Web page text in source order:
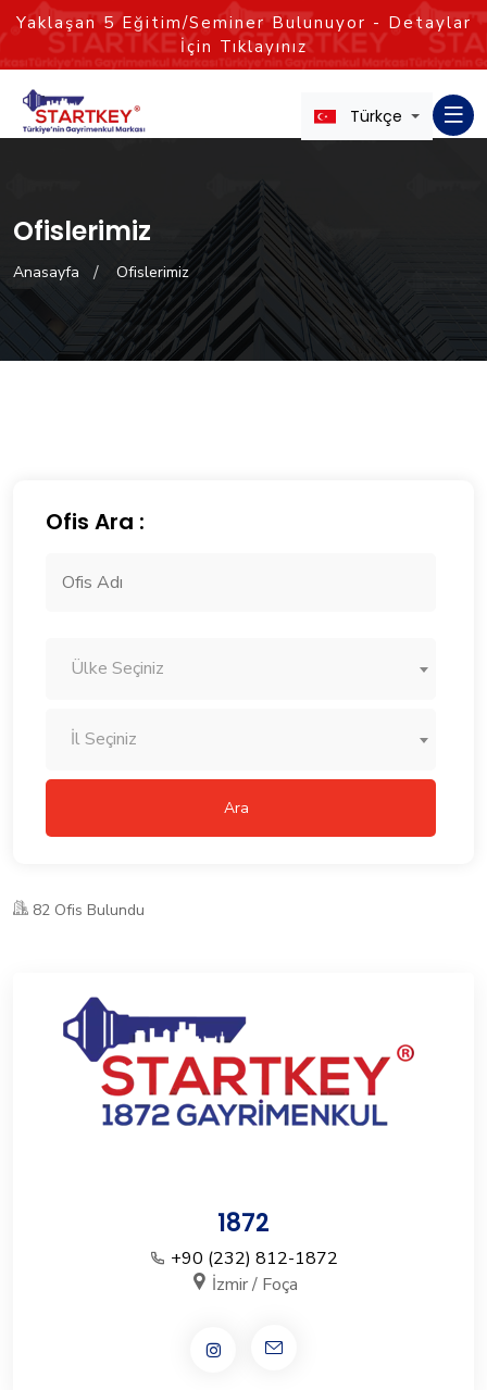
Yaklaşan5Eğitim/Seminer Bulunuyor - Detaylar
İçin Tıklayınız
Türkçe
Ofislerimiz
Anasayfa Ofislerimiz
Ofis Ara :
Ülke Seçiniz
İl Seçiniz
Ara
82 Ofis Bulundu
1872
+90 (232) 812-1872
İzmir / Foça